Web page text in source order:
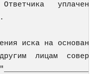
Ответчика
иска на
лицам